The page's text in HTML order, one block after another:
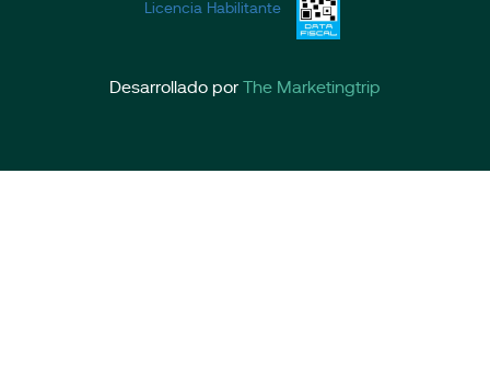
Licencia Habilitante
Desarrollado por The Marketingtrip